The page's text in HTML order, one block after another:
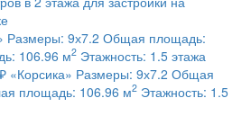
Размеры: 9х7.2 Общая площадь:
106.96 м2 Этажность: 1.5 этажа
«Корсика» Размеры: 9х7.2 Общая
площадь: 106.96 м2 Этажность: 1.5